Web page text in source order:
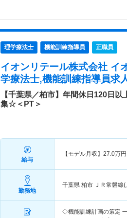
理学療法士 機能訓練指導員 正職員
イオンリテール株式会社 イ
学療法士,機能訓練指導員求
【千葉県／柏市】年間休日120日
集☆＜PT＞
給与
【モデル月収】 27.0万
勤務地
千葉県 柏市 ＪＲ常磐線
◇機能訓練計画の策定